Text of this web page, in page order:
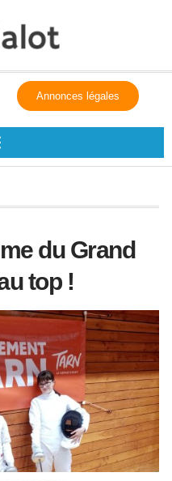
Annonces légales
du Grand
top !